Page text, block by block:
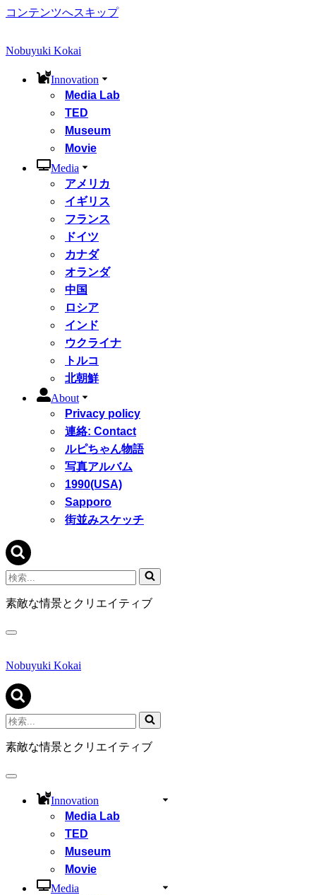
コンテンツへスキップ
Nobuyuki Kokai
Innovation
Media Lab
TED
Museum
Movie
Media
アメリカ
イギリス
フランス
ドイツ
カナダ
オランダ
中国
ロシア
インド
ウクライナ
トルコ
北朝鮮
About
Privacy policy
連絡: Contact
ルピちゃん物語
写真アルバム
1990(USA)
Sapporo
街並みスケッチ
検
索...
素敵な情景とクリエイティブ
ナ
ゲ
シ
ョ
ン
メ
ニ
ュ
Nobuyuki Kokai
検
索...
素敵な情景とクリエイティブ
ナ
Innovation
Media Lab
TED
Museum
Movie
Media